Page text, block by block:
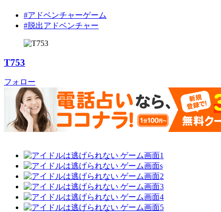
#アドベンチャーゲーム
#脱出アドベンチャー
T753
フォロー